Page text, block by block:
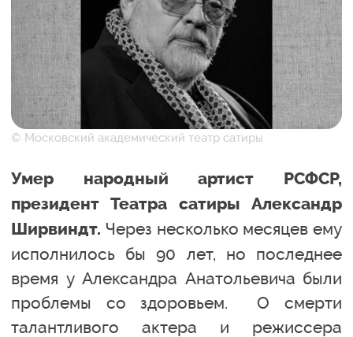
© Московский академический театр сатиры
Умер народный артист РСФСР,
президент Театра сатиры Александр
Ширвиндт. Через несколько месяцев ему
исполнилось бы 90 лет, но последнее
время у Александра Анатольевича были
проблемы со здоровьем. О смерти
талантливого актера и режиссера